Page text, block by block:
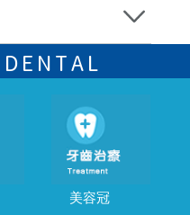
絡我們，告知我們你原本預約
段
美容冠